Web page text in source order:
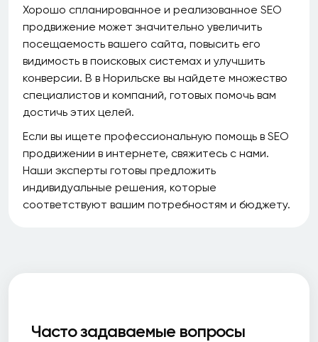
Хорошо спланированное и реализованное SEO
продвижение может значительно увеличить
посещаемость вашего сайта, повысить его
видимость в поисковых системах и улучшить
конверсии. В в Норильске вы найдете множество
специалистов и компаний, готовых помочь вам
достичь этих целей.
Если вы ищете профессиональную помощь в SEO
продвижении в интернете, свяжитесь с нами.
Наши эксперты готовы предложить
индивидуальные решения, которые
соответствуют вашим потребностям и бюджету.
Часто задаваемые вопросы